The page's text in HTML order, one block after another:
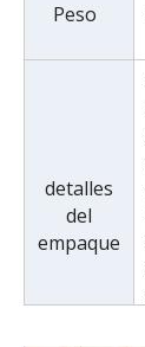
Peso
detalles
del
empaque